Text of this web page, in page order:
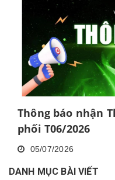
Thông báo nhận
phối T06/2026
05/07/2026
DANH MỤC BÀI VIẾT